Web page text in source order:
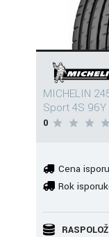
MICHELIN
Sport 4S 96Y
0
Cena
Rok